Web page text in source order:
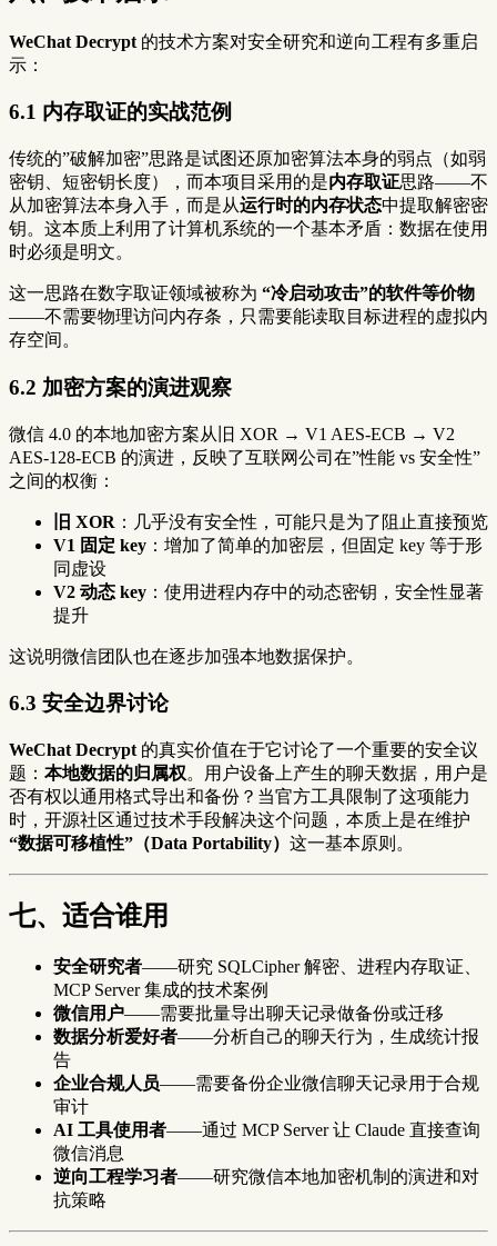
WeChat Decrypt 的技术方案对安全研究和逆向工程有多重启
示：
6.1 内存取证的实战范例
传统的”破解加密”思路是试图还原加密算法本身的弱点（如弱
密钥、短密钥长度），而本项目采用的是内存取证思路——不
从加密算法本身入手，而是从运行时的内存状态中提取解密密
钥。这本质上利用了计算机系统的一个基本矛盾：数据在使用
时必须是明文。
这一思路在数字取证领域被称为 “冷启动攻击”的软件等价物
——不需要物理访问内存条，只需要能读取目标进程的虚拟内
存空间。
6.2 加密方案的演进观察
微信 4.0 的本地加密方案从旧 XOR → V1 AES-ECB → V2
AES-128-ECB 的演进，反映了互联网公司在”性能 vs 安全性”
之间的权衡：
旧 XOR ：几乎没有安全性，可能只是为了阻止直接预览
V1 固定 key ：增加了简单的加密层，但固定 key 等于形
同虚设
V2 动态 key ：使用进程内存中的动态密钥，安全性显著
提升
这说明微信团队也在逐步加强本地数据保护。
6.3 安全边界讨论
WeChat Decrypt 的真实价值在于它讨论了一个重要的安全议
题： 本地数据的归属权。用户设备上产生的聊天数据，用户是
否有权以通用格式导出和备份？当官方工具限制了这项能力
时，开源社区通过技术手段解决这个问题，本质上是在维护
“数据可移植性”（Data Portability） 这一基本原则。
七、适合谁用
安全研究者——研究 SQLCipher 解密、进程内存取证、
MCP Server 集成的技术案例
微信用户——需要批量导出聊天记录做备份或迁移
数据分析爱好者——分析自己的聊天行为，生成统计报
告
企业合规人员——需要备份企业微信聊天记录用于合规
审计
AI 工具使用者——通过 MCP Server 让 Claude 直接查询
微信消息
逆向工程学习者——研究微信本地加密机制的演进和对
抗策略